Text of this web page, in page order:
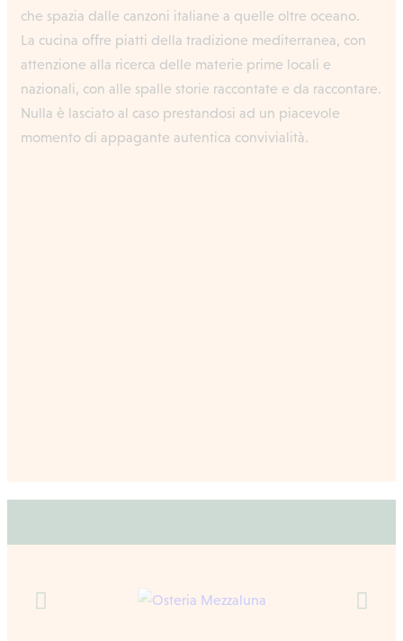
che spazia dalle canzoni italiane a quelle oltre oceano.
La cucina offre piatti della tradizione mediterranea, con
attenzione alla ricerca delle materie prime locali e
nazionali, con alle spalle storie raccontate e da raccontare.
Nulla è lasciato al caso prestandosi ad un piacevole
momento di appagante autentica convivialità.